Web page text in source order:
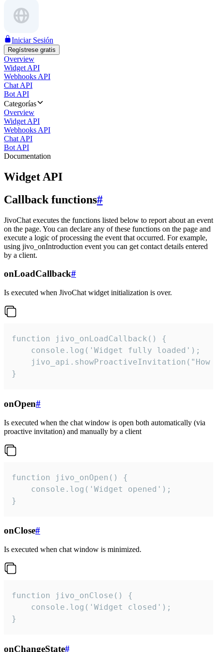
Iniciar Sesión
Regístrese gratis
Overview
Widget API
Webhooks API
Chat API
Bot API
Categorías
Overview
Widget API
Webhooks API
Chat API
Bot API
Documentation
Widget API
Callback functions#
JivoChat executes the functions listed below to report about an event
on the page. You can declare any of these functions on the page and
execute a logic of processing the event that occurred. For example,
using jivo_onIntroduction event you can get contact details entered
by a client.
onLoadCallback#
Is executed when JivoChat widget initialization is over.
function jivo_onLoadCallback() {
    console.log('Widget fully loaded');
jivo_api.showProactiveInvitation("How
}
onOpen#
Is executed when the chat window is open both automatically (via
proactive invitation) and manually by a client
function jivo_onOpen() {
    console.log('Widget opened');
}
onClose#
Is executed when chat window is minimized.
function jivo_onClose() {
    console.log('Widget closed');
}
onChangeState#